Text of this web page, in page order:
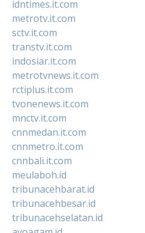
idntimes.it.com
metrotv.it.com
sctv.it.com
transtv.it.com
indosiar.it.com
metrotvnews.it.com
rctiplus.it.com
tvonenews.it.com
mnctv.it.com
cnnmedan.it.com
cnnmetro.it.com
cnnbali.it.com
meulaboh.id
tribunacehbarat.id
tribunacehbesar.id
tribunacehselatan.id